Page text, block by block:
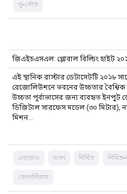
ভূ-ভৌত
জিএইচএসএল: গ্লোবাল বিল্ডিং হাইট
এই স্থানিক রাস্টার ডেটাসেটটি ২০১৮
রেজোলিউশনে ভবনের উচ্চতার বৈশ্বিক
উচ্চতা পূর্বাভাসের জন্য ব্যবহৃত ইনপুট
ডিজিটাল সারফেস মডেল (৩০ মিটার),
মিশন…
এছাড়াও ভবন নির্মিত
কোপার্নিকাস